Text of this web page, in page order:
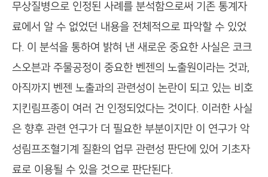
무상질병으로 인정된 사례를 분석함으로써 기존 통계자
료에서 알 수 없었던 내용을 전체적으로 파악할 수 있었
다. 이 분석을 통하여 밝혀 낸 새로운 중요한 사실은 코크
스오븐과 주물공정이 중요한 벤젠의 노출원이라는 것과,
아직까지 벤젠 노출과의 관련성이 논란이 되고 있는 비호
지킨림프종이 여러 건 인정되었다는 것이다. 이러한 사실
은 향후 관련 연구가 더 필요한 부분이지만 이 연구가 악
성림프조혈기계 질환의 업무 관련성 판단에 있어 기초자
료로 이용될 수 있을 것으로 판단된다.